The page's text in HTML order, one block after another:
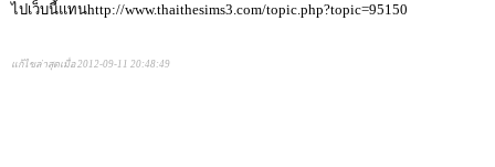
ไปเว็บนี้แทนhttp://www.thaithesims3.com/topic.php?topic=95150
แก้ไขล่าสุดเมื่อ 2012-09-11 20:48:49